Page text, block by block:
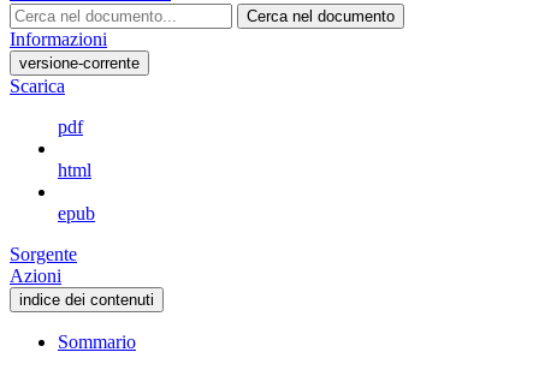
Cerca nel documento
Informazioni
versione-corrente
Scarica
pdf
html
epub
Sorgente
Azioni
indice dei contenuti
Sommario